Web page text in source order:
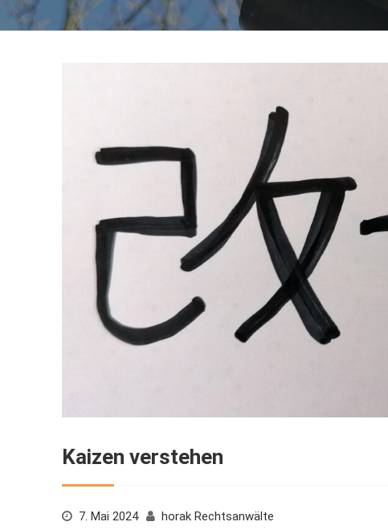
Kaizen verstehen
7. Mai 2024 horak Rechtsanwälte